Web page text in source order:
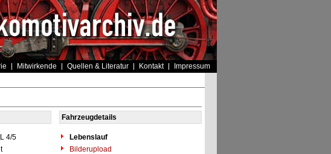
Mitwirkende Quellen & Literatur Kontakt Impressum
Fahrzeugdetails
4/5
Lebenslauf
Bilderupload